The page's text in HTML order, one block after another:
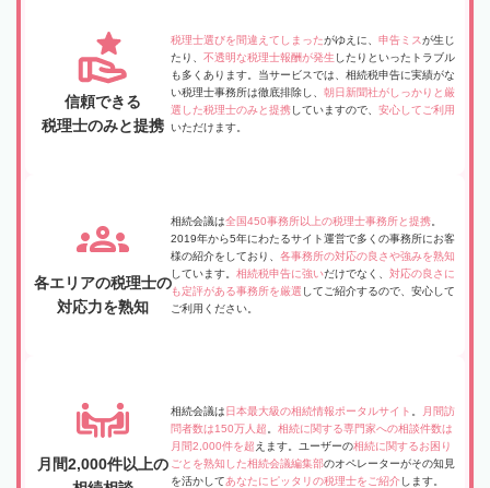
信頼できる
税理士のみと提携
税理士選びを間違えてしまったがゆえに、 申告ミスが生じ
たり、 不透明な税理士報酬が発生 したりといったトラブル
も多くあります。当サービスでは、相続税申告に実績がな
い税理士事務所は徹底排除し、 朝日新聞社がしっかりと厳
選した税理士のみと提携していますので、 安心してご利用
いただけます。
各エリアの税理士の
対応力を熟知
相続会議は全国450事務所以上の税理士事務所と提携
2019年から5年にわたるサイト運営で多くの事務所にお客
様の紹介をしており、 各事務所の対応の良さや強みを熟知
しています。 相続税申告に強いだけでなく、 対応の良さに
も定評がある事務所を厳選 してご紹介するので、安心して
ご利用ください。
月間2,000件以上の
相続会議は 日本最大級の相続情報ポータルサイト
月間訪
問者数は150万人超
相続に関する専門家への相談件数は
月間2,000件を超 えます。ユーザーの相続に関するお困り
ごとを熟知した相続会議編集部のオペレーターがその知見
を活かしてあなたにピッタリの税理士をご紹介 します。